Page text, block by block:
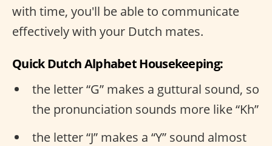
with time, you'll be able to communicate
effectively with your Dutch mates.
Quick Dutch Alphabet Housekeeping:
the letter “G” makes a guttural sound, so
the pronunciation sounds more like “Kh”
the letter “J” makes a “Y” sound almost